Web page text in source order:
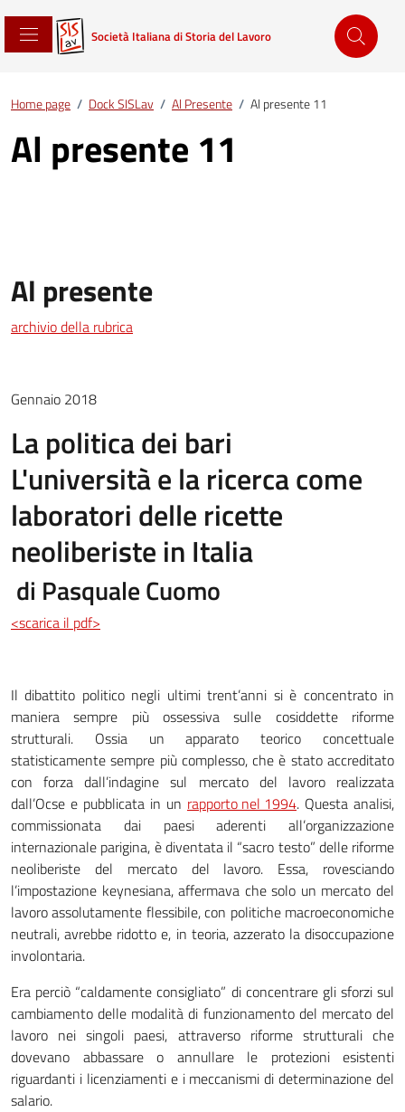
Società Italiana di Storia del Lavoro
Home page / Dock SISLav / Al Presente / Al presente 11
Al presente 11
Al presente
archivio della rubrica
Gennaio 2018
La politica dei bari
L'università e la ricerca come
laboratori delle ricette
neoliberiste in Italia
di Pasquale Cuomo
<scarica il pdf>
Il dibattito politico negli ultimi trent’anni si è concentrato in
maniera sempre più ossessiva sulle cosiddette riforme
strutturali. Ossia un apparato teorico concettuale
statisticamente sempre più complesso, che è stato accreditato
con forza dall’indagine sul mercato del lavoro realizzata
dall’Ocse e pubblicata in un rapporto nel 1994. Questa analisi,
commissionata dai paesi aderenti all’organizzazione
internazionale parigina, è diventata il “sacro testo” delle riforme
neoliberiste del mercato del lavoro. Essa, rovesciando
l’impostazione keynesiana, affermava che solo un mercato del
lavoro assolutamente flessibile, con politiche macroeconomiche
neutrali, avrebbe ridotto e, in teoria, azzerato la disoccupazione
involontaria.
Era perciò “caldamente consigliato” di concentrare gli sforzi sul
cambiamento delle modalità di funzionamento del mercato del
lavoro nei singoli paesi, attraverso riforme strutturali che
dovevano abbassare o annullare le protezioni esistenti
riguardanti i licenziamenti e i meccanismi di determinazione del
salario.